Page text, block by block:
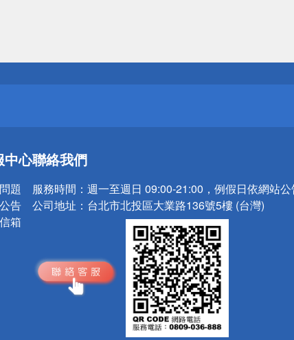
心！
心！
中心
題
告
箱
聯絡我們
服務時間： 週一至週日 09:00-21:00，例假日依網站
公司地址： 台北市北投區大業路136號5樓 (台灣)